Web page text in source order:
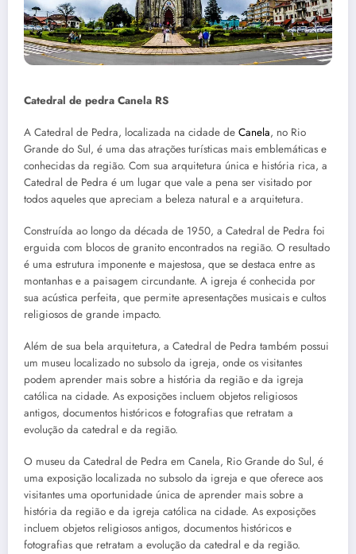
Catedral de pedra Canela RS
A Catedral de Pedra, localizada na cidade de Canela, no Rio
Grande do Sul, é uma das atrações turísticas mais emblemáticas e
conhecidas da região. Com sua arquitetura única e história rica, a
Catedral de Pedra é um lugar que vale a pena ser visitado por
todos aqueles que apreciam a beleza natural e a arquitetura.
Construída ao longo da década de 1950, a Catedral de Pedra foi
erguida com blocos de granito encontrados na região. O resultado
é uma estrutura imponente e majestosa, que se destaca entre as
montanhas e a paisagem circundante. A igreja é conhecida por
sua acústica perfeita, que permite apresentações musicais e cultos
religiosos de grande impacto.
Além de sua bela arquitetura, a Catedral de Pedra também possui
um museu localizado no subsolo da igreja, onde os visitantes
podem aprender mais sobre a história da região e da igreja
católica na cidade. As exposições incluem objetos religiosos
antigos, documentos históricos e fotografias que retratam a
evolução da catedral e da região.
O museu da Catedral de Pedra em Canela, Rio Grande do Sul, é
uma exposição localizada no subsolo da igreja e que oferece aos
visitantes uma oportunidade única de aprender mais sobre a
história da região e da igreja católica na cidade. As exposições
incluem objetos religiosos antigos, documentos históricos e
fotografias que retratam a evolução da catedral e da região.